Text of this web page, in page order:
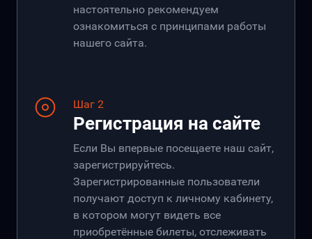
настоятельно рекомендуем
ознакомиться с принципами работы
нашего сайта.
Шаг 2
Регистрация на сайте
Если Вы впервые посещаете наш сайт,
зарегистрируйтесь.
Зарегистрированные пользователи
получают доступ к личному кабинету,
в котором могут видеть все
приобретённые билеты, отслеживать